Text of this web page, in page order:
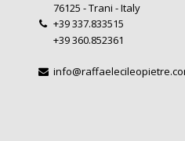
76125 - Trani - Italy
+39 337.833515
+39 360.852361